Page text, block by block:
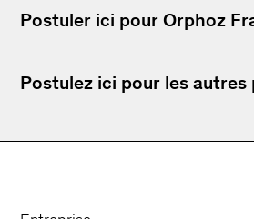
Postuler ici pour Orphoz
Postulez ici pour les autres